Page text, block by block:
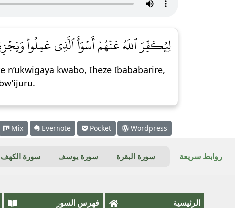
لِيُكَفِّرَ ٱللَّهُ عَنۡهُمۡ أَسۡوَأَ ٱلَّذِي عَمِلُواْ
kwabo, Iheze Ibababarire,
Mix Evernote Pocket Wordpress
روابط سريعة سورة البقرة سورة يوسف سورة الكهف
الرئيسية فهرس السور